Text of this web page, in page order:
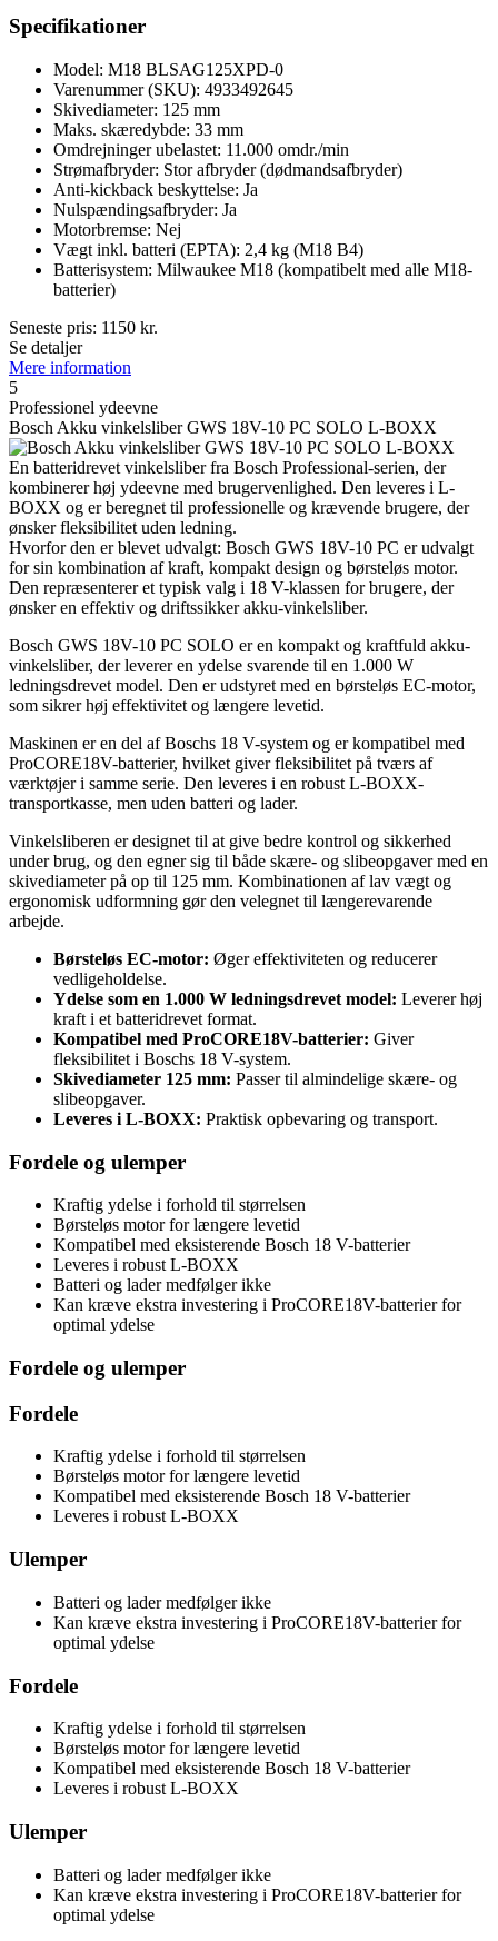
Specifikationer
Model: M18 BLSAG125XPD-0
Varenummer (SKU): 4933492645
Skivediameter: 125 mm
Maks. skæredybde: 33 mm
Omdrejninger ubelastet: 11.000 omdr./min
Strømafbryder: Stor afbryder (dødmandsafbryder)
Anti-kickback beskyttelse: Ja
Nulspændingsafbryder: Ja
Motorbremse: Nej
Vægt inkl. batteri (EPTA): 2,4 kg (M18 B4)
Batterisystem: Milwaukee M18 (kompatibelt med alle M18-
batterier)
Seneste pris: 1150 kr.
Se detaljer
Mere information
5
Professionel ydeevne
Bosch Akku vinkelsliber GWS 18V-10 PC SOLO L-BOXX
En batteridrevet vinkelsliber fra Bosch Professional-serien, der
kombinerer høj ydeevne med brugervenlighed. Den leveres i L-
BOXX og er beregnet til professionelle og krævende brugere, der
ønsker fleksibilitet uden ledning.
Hvorfor den er blevet udvalgt: Bosch GWS 18V-10 PC er udvalgt
for sin kombination af kraft, kompakt design og børsteløs motor.
Den repræsenterer et typisk valg i 18 V-klassen for brugere, der
ønsker en effektiv og driftssikker akku-vinkelsliber.
Bosch GWS 18V-10 PC SOLO er en kompakt og kraftfuld akku-
vinkelsliber, der leverer en ydelse svarende til en 1.000 W
ledningsdrevet model. Den er udstyret med en børsteløs EC-motor,
som sikrer høj effektivitet og længere levetid.
Maskinen er en del af Boschs 18 V-system og er kompatibel med
ProCORE18V-batterier, hvilket giver fleksibilitet på tværs af
værktøjer i samme serie. Den leveres i en robust L-BOXX-
transportkasse, men uden batteri og lader.
Vinkelsliberen er designet til at give bedre kontrol og sikkerhed
under brug, og den egner sig til både skære- og slibeopgaver med en
skivediameter på op til 125 mm. Kombinationen af lav vægt og
ergonomisk udformning gør den velegnet til længerevarende
arbejde.
Børsteløs EC-motor: Øger effektiviteten og reducerer
vedligeholdelse.
Ydelse som en 1.000 W ledningsdrevet model: Leverer høj
kraft i et batteridrevet format.
Kompatibel med ProCORE18V-batterier: Giver
fleksibilitet i Boschs 18 V-system.
Skivediameter 125 mm: Passer til almindelige skære- og
slibeopgaver.
Leveres i L-BOXX: Praktisk opbevaring og transport.
Fordele og ulemper
Kraftig ydelse i forhold til størrelsen
Børsteløs motor for længere levetid
Kompatibel med eksisterende Bosch 18 V-batterier
Leveres i robust L-BOXX
Batteri og lader medfølger ikke
Kan kræve ekstra investering i ProCORE18V-batterier for
optimal ydelse
Fordele og ulemper
Fordele
Kraftig ydelse i forhold til størrelsen
Børsteløs motor for længere levetid
Kompatibel med eksisterende Bosch 18 V-batterier
Leveres i robust L-BOXX
Ulemper
Batteri og lader medfølger ikke
Kan kræve ekstra investering i ProCORE18V-batterier for
optimal ydelse
Fordele
Kraftig ydelse i forhold til størrelsen
Børsteløs motor for længere levetid
Kompatibel med eksisterende Bosch 18 V-batterier
Leveres i robust L-BOXX
Ulemper
Batteri og lader medfølger ikke
Kan kræve ekstra investering i ProCORE18V-batterier for
optimal ydelse